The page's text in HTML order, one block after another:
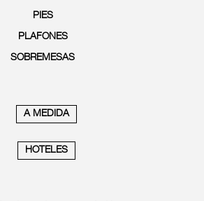
PIES
PLAFONES
SOBREMESAS
A MEDIDA
HOTELES